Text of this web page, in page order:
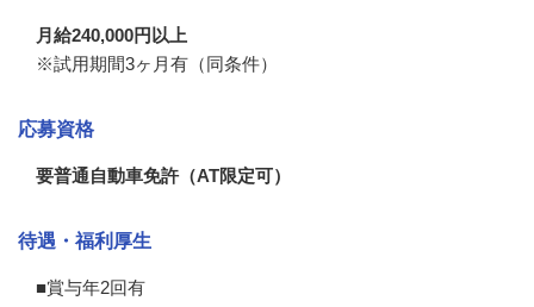
月給240,000円以上
※試用期間3ヶ月有（同条件）
応募資格
要普通自動車免許（AT限定可）
待遇・福利厚生
■賞与年2回有